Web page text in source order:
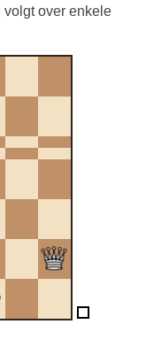
volgt over enkele